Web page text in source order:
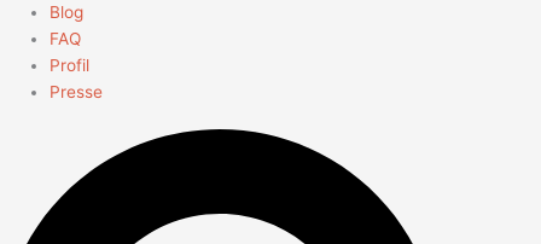
Blog
FAQ
Profil
Presse